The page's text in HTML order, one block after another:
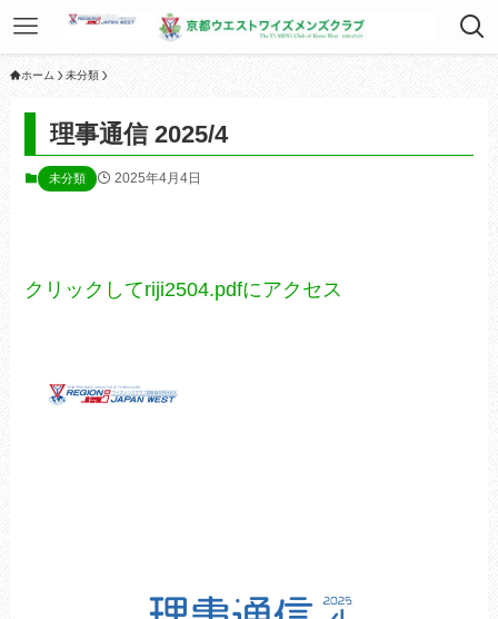
ホーム 未分類
理事通信 2025/4
未分類 2025年4月4日
クリックしてriji2504.pdfにアクセス